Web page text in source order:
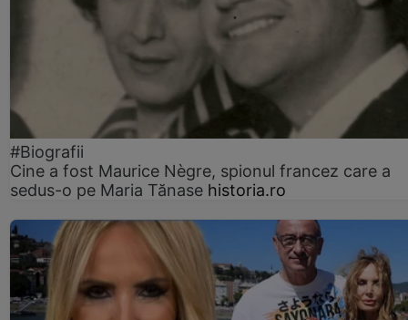
#Biografii
Cine a fost Maurice Nègre, spionul francez care a
sedus-o pe Maria Tănase historia.ro